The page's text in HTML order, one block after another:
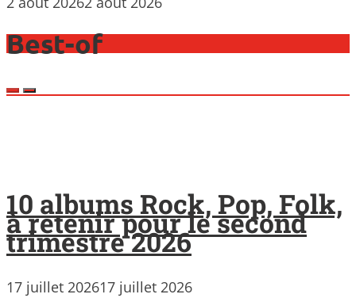
Best-of
10 albums Rock, Pop, Folk,
à retenir pour le second
trimestre 2026
17 juillet 202617 juillet 2026